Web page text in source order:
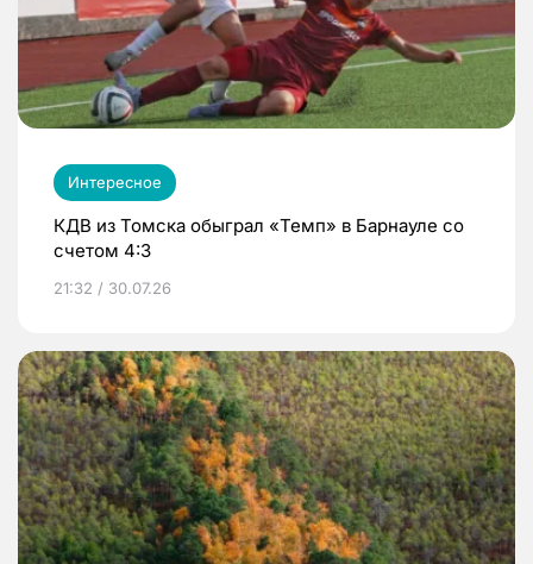
Интересное
КДВ из Томска обыграл «Темп» в Барнауле со
счетом 4:3
21:32 / 30.07.26